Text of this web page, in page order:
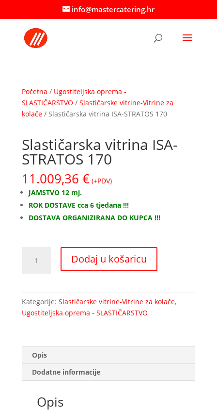
info@mastercatering.hr
Početna / Ugostiteljska oprema -
SLASTIČARSTVO / Slastičarske vitrine-Vitrine za
kolače/ Slastičarska vitrina ISA-STRATOS 170
Slastičarska vitrina ISA-
STRATOS 170
11.009,36 € (+PDV)
JAMSTVO 12 mj.
ROK DOSTAVE cca 6 tjedana !!!
DOSTAVA ORGANIZIRANA DO KUPCA !!!
vitrina
količina
Dodaj u košaricu
Kategorije: Slastičarske vitrine-Vitrine za kolače,
Ugostiteljska oprema - SLASTIČARSTVO
Opis
Dodatne informacije
Opis